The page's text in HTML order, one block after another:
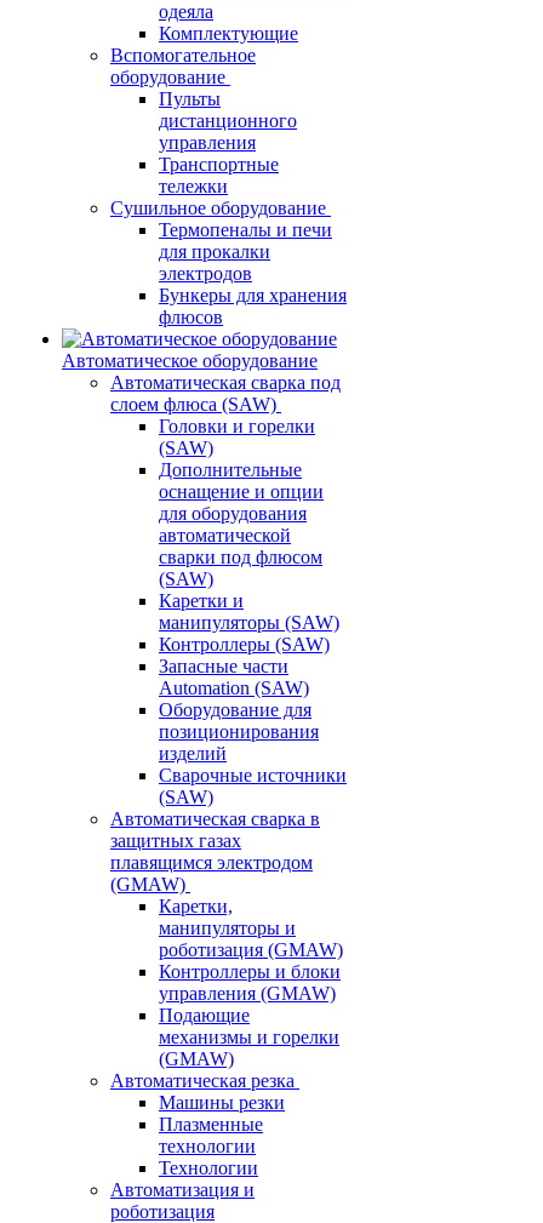
одеяла
Комплектующие
Вспомогательное
оборудование
Пульты
дистанционного
управления
Транспортные
тележки
Сушильное оборудование
Термопеналы и печи
для прокалки
электродов
Бункеры для хранения
флюсов
Автоматическое оборудование
Автоматическая сварка под
слоем флюса (SAW)
Головки и горелки
(SAW)
Дополнительные
оснащение и опции
для оборудования
автоматической
сварки под флюсом
(SAW)
Каретки и
манипуляторы (SAW)
Контроллеры (SAW)
Запасные части
Automation (SAW)
Оборудование для
позиционирования
изделий
Сварочные источники
(SAW)
Автоматическая сварка в
защитных газах
плавящимся электродом
(GMAW)
Каретки,
манипуляторы и
роботизация (GMAW)
Контроллеры и блоки
управления (GMAW)
Подающие
механизмы и горелки
(GMAW)
Автоматическая резка
Машины резки
Плазменные
технологии
Технологии
Автоматизация и
роботизация